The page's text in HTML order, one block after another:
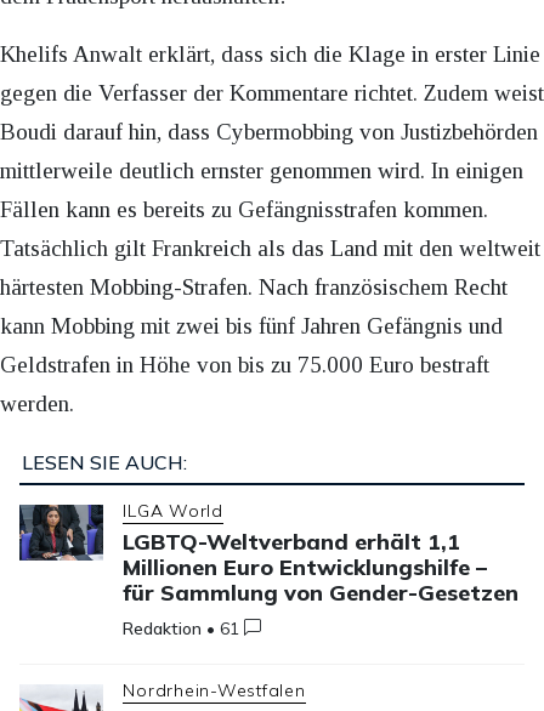
Khelifs Anwalt erklärt, dass sich die Klage in erster Linie
gegen die Verfasser der Kommentare richtet. Zudem weist
Boudi darauf hin, dass Cybermobbing von Justizbehörden
mittlerweile deutlich ernster genommen wird. In einigen
Fällen kann es bereits zu Gefängnisstrafen kommen.
Tatsächlich gilt Frankreich als das Land mit den weltweit
härtesten Mobbing-Strafen. Nach französischem Recht
kann Mobbing mit zwei bis fünf Jahren Gefängnis und
Geldstrafen in Höhe von bis zu 75.000 Euro bestraft
werden.
LESEN SIE AUCH:
ILGA World
LGBTQ-Weltverband erhält 1,1
Millionen Euro Entwicklungshilfe –
für Sammlung von Gender-Gesetzen
Redaktion •61
Nordrhein-Westfalen